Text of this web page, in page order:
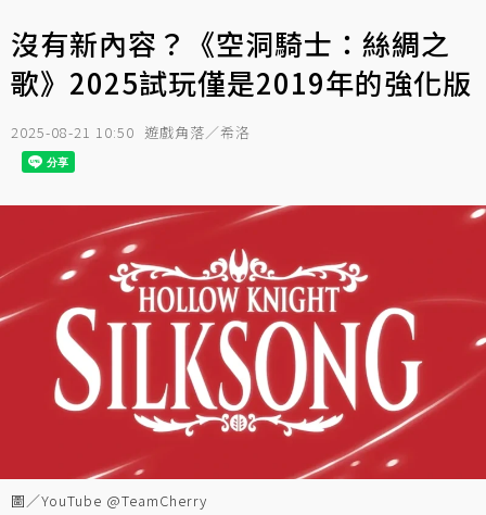
沒有新內容？《空洞騎士：絲綢之
歌》2025試玩僅是2019年的強化版
2025-08-21 10:50 遊戲角落／希洛
圖／YouTube @TeamCherry